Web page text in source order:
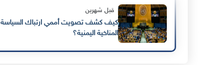
قبل شهرين
كيف كشف تصويت أممي ارتباك السياسة
المناخية اليمنية؟